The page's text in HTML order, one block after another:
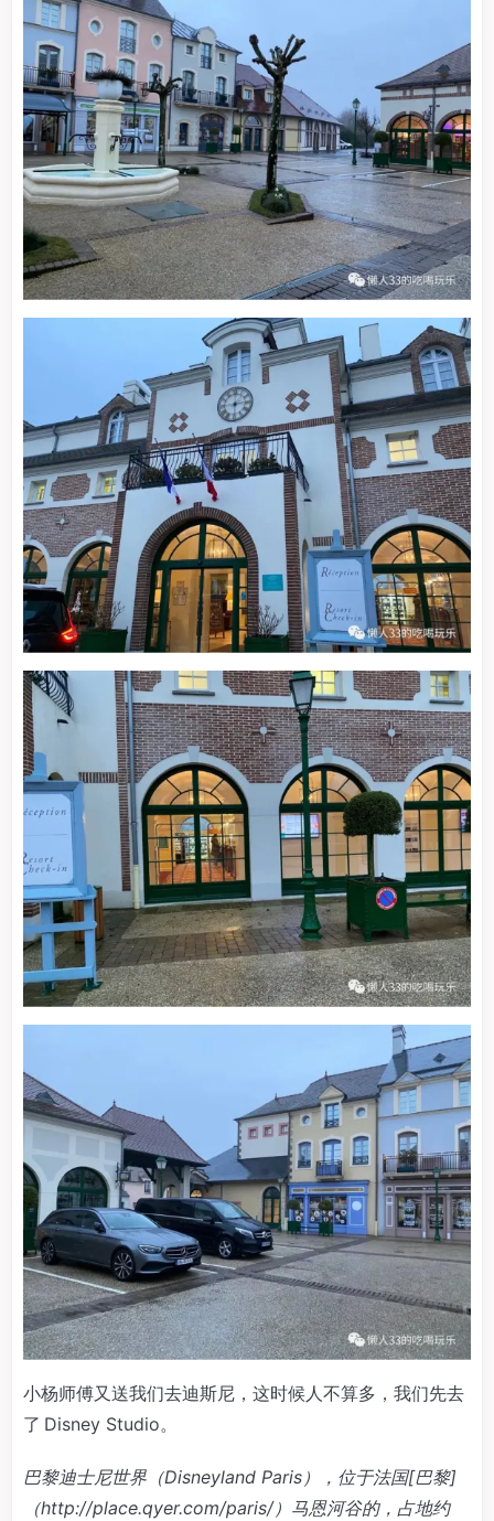
小杨师傅又送我们去迪斯尼，这时候人不算多，我们先去
了 Disney Studio。
巴黎迪士尼世界（Disneyland Paris），位于法国[巴黎]
（http://place.qyer.com/paris/）马恩河谷的，占地约